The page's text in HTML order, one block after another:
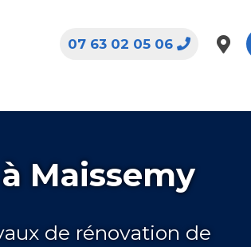
07 63 02 05 06
Maissemy
de rénovation de